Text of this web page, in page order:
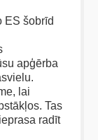
ES šobrīd
apģērba
lai
Tas
radīt